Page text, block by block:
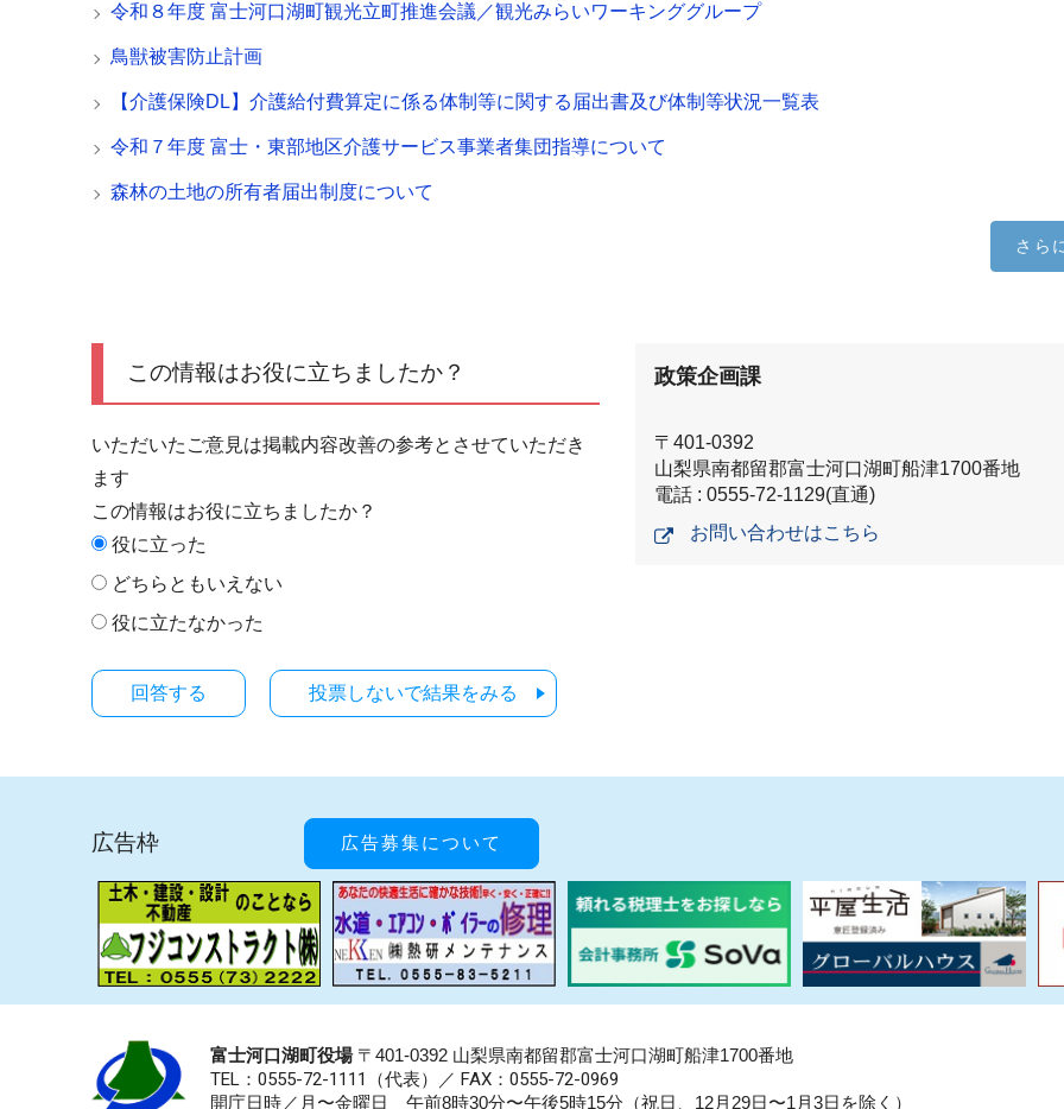
令和８年度 富士河口湖町観光立町推進会議／観光みらいワーキンググループ
鳥獣被害防止計画
【介護保険DL】介護給付費算定に係る体制等に関する届出書及び体制等状況一覧表
令和７年度 富士・東部地区介護サービス事業者集団指導について
森林の土地の所有者届出制度について
さら
この情報はお役に立ちましたか？
いただいたご意見は掲載内容改善の参考とさせていただき
ます
この情報はお役に立ちましたか？
役に立った
どちらともいえない
役に立たなかった
投票しないで結果をみる
政策企画課
〒401-0392
山梨県南都留郡富士河口湖町船津1700番地
電話 : 0555-72-1129(直通)
お問い合わせはこちら
広告枠 広告募集について
富士河口湖町役場〒401-0392 山梨県南都留郡富士河口湖町船津1700番地
TEL：0555-72-1111 （代表）／ FAX：0555-72-0969
開庁日時／月〜金曜日 午前8時30分〜午後5時15分（祝日、12月29日〜1月3日を除く）